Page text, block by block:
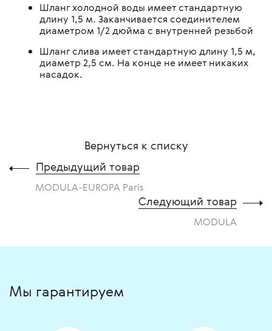
Шланг холодной воды имеет стандартную
длину 1,5 м. Заканчивается соединителем
диаметром 1/2 дюйма с внутренней резьбой
Шланг слива имеет стандартную длину 1,5 м,
диаметр 2,5 см. На конце не имеет никаких
насадок.
Вернуться к списку
Предыдущий товар
MODULA-EUROPA Paris
Следующий товар
MODULA
Мы гарантируем